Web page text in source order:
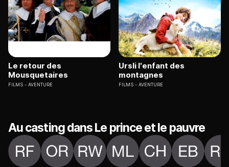
Le retour des
Mousquetaires
FILMS AVENTURE
Ursli l'enfant des
montagnes
FILMS AVENTURE
Au casting dans Le prince et le pauvre